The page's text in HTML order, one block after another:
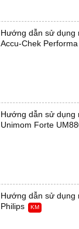
Hướng dẫn sử dụng
Accu-Chek Performa
Hướng dẫn sử dụng
Unimom Forte
Hướng dẫn sử dụng
Philips
KM